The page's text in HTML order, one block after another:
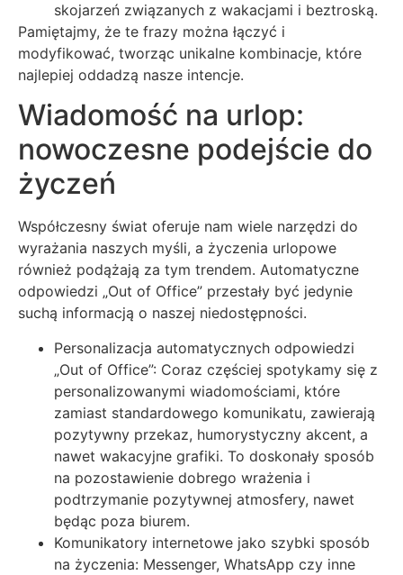
skojarzeń związanych z wakacjami i beztroską.
Pamiętajmy, że te frazy można łączyć i
modyfikować, tworząc unikalne kombinacje, które
najlepiej oddadzą nasze intencje.
Wiadomość na urlop:
nowoczesne podejście do
życzeń
Współczesny świat oferuje nam wiele narzędzi do
wyrażania naszych myśli, a życzenia urlopowe
również podążają za tym trendem. Automatyczne
odpowiedzi „Out of Office” przestały być jedynie
suchą informacją o naszej niedostępności.
Personalizacja automatycznych odpowiedzi
„Out of Office”: Coraz częściej spotykamy się z
personalizowanymi wiadomościami, które
zamiast standardowego komunikatu, zawierają
pozytywny przekaz, humorystyczny akcent, a
nawet wakacyjne grafiki. To doskonały sposób
na pozostawienie dobrego wrażenia i
podtrzymanie pozytywnej atmosfery, nawet
będąc poza biurem.
Komunikatory internetowe jako szybki sposób
na życzenia: Messenger, WhatsApp czy inne